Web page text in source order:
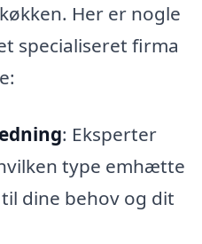
Her er nogle
specialiseret firma
: Eksperter
type emhætte
dine behov og dit